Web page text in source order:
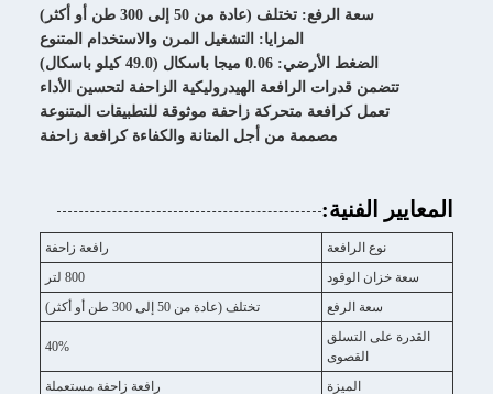
سعة الرفع: تختلف (عادة من 50 إلى 300 طن أو أكثر)
المزايا: التشغيل المرن والاستخدام المتنوع
الضغط الأرضي: 0.06 ميجا باسكال (49.0 كيلو باسكال)
تتضمن قدرات الرافعة الهيدروليكية الزاحفة لتحسين الأداء
تعمل كرافعة متحركة زاحفة موثوقة للتطبيقات المتنوعة
مصممة من أجل المتانة والكفاءة كرافعة زاحفة
المعايير الفنية:
نوع الرافعة
رافعة زاحفة
سعة خزان الوقود
800 لتر
سعة الرفع
تختلف (عادة من 50 إلى 300 طن أو أكثر)
القدرة على التسلق
القصوى
40%
الميزة رافعة زاحفة مستعملة